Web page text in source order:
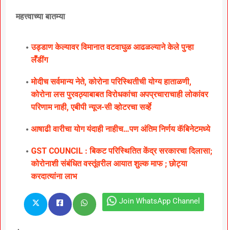
महत्त्वाच्या बातम्या
उड्डाण केल्यावर विमानात वटवाघुळ आढळल्याने केले पुन्हा
लॅँडींग
मोदीच सर्वमान्य नेते, कोरोना परिस्थितीची योग्य हाताळणी,
कोरोना लस पुरवठ्याबाबत विरोधकांचा अपप्रचाराचाही लोकांवर
परिणाम नाही, एबीपी न्यूज-सी व्होटरचा सर्व्हे
आषाढी वारीचा योग यंदाही नाहीच…पण अंतिम निर्णय कॅबिनेटमध्ये
GST COUNCIL : बिकट परिस्थितित केंद्र सरकारचा दिलासा;
कोरोनाशी संबंधित वस्तूंवरील आयात शुल्क माफ ; छोट्या
करदात्यांना लाभ
Join WhatsApp Channel